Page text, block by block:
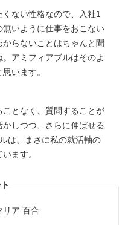
ない性格なので、入社1
いように仕事をおこない
らないことはちゃんと聞
アミフィアブルはそのよ
います。
となく、質問することが
しつつ、さらに伸ばせる
は、まさに私の就活軸の
ます。
ア 百合